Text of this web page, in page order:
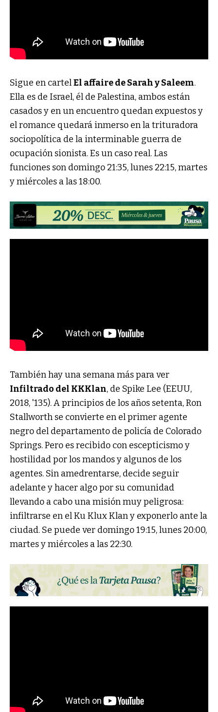
Sigue en cartelEl affaire de Sarah y Saleem.
Ella es de Israel, él de Palestina, ambos están
casados y en un encuentro quedan expuestos y
el romance quedará inmerso en la trituradora
sociopolítica de la interminable guerra de
ocupación sionista. Es un caso real. Las
funciones son domingo 21:35, lunes 22:15, martes
y miércoles a las 18:00.
También hay una semana más para ver
Infiltrado del KKKlan, de Spike Lee (EEUU,
2018, '135). A principios de los años setenta, Ron
Stallworth se convierte en el primer agente
negro del departamento de policía de Colorado
Springs. Pero es recibido con escepticismo y
hostilidad por los mandos y algunos de los
agentes. Sin amedrentarse, decide seguir
adelante y hacer algo por su comunidad
llevando a cabo una misión muy peligrosa:
infiltrarse en el Ku Klux Klan y exponerlo ante la
ciudad. Se puede ver domingo 19:15, lunes 20:00,
martes y miércoles a las 22:30.